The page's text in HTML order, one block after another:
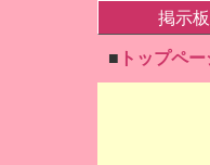
掲示板
■ トップペ